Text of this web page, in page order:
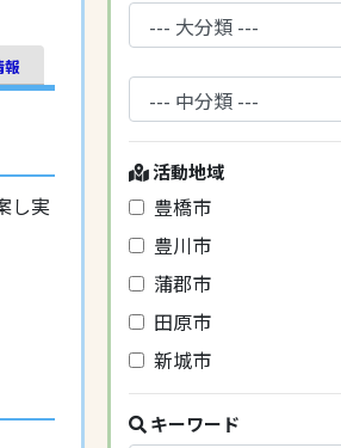
報
し実
活動地域
豊橋市
豊川市
蒲郡市
田原市
新城市
キーワード